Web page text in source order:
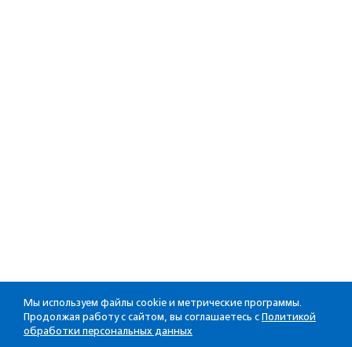
Мы используем файлы cookie и метрические программы.
Продолжая работу с сайтом, вы соглашаетесь с Политикой
обработки персональных данных